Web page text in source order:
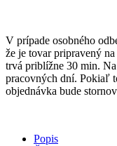
V prípade osobného
že je tovar pripravený
trvá priblížne 30 min.
pracovných dní. Pokiaľ
objednávka bude
Popis